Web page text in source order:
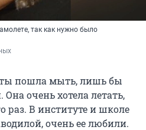
так как нужно было
пошла мыть, лишь бы
очень хотела летать,
раз. В институте и школе
очень ее любили.